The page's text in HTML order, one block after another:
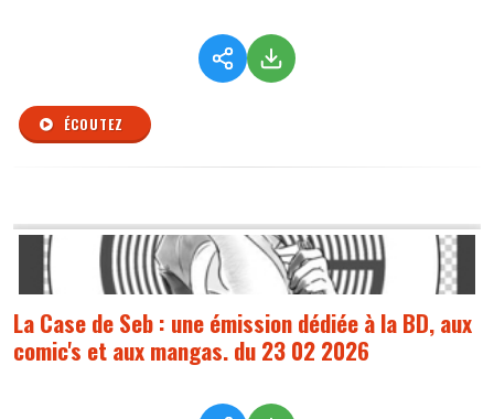
ÉCOUTEZ
La Case de Seb : une émission dédiée à la BD, aux
comic's et aux mangas. du 23 02 2026